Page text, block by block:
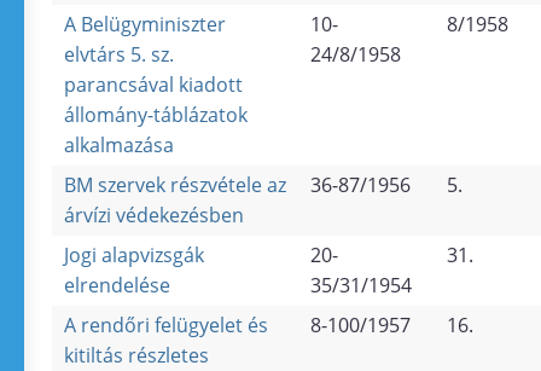
A Belügyminiszter
elvtárs 5. sz.
parancsával kiadott
állomány-táblázatok
alkalmazása
10-
24/8/1958
8/1958
BM szervek részvétele az
árvízi védekezésben
36-87/1956 5.
Jogi alapvizsgák
elrendelése
20-
35/31/1954
31.
A rendőri felügyelet és
kitiltás részletes
8-100/1957 16.